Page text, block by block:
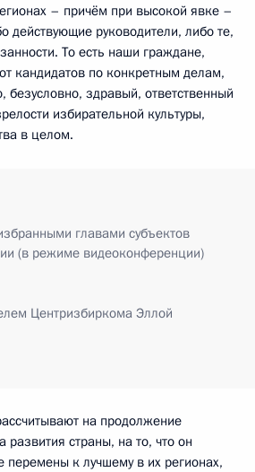
– причём при высокой явке –
действующие руководители, либо те,
То есть наши граждане,
кандидатов по конкретным делам,
безусловно, здравый, ответственный
избирательной культуры,
в целом.
главами субъектов
(в режиме видеоконференции)
Центризбиркома Эллой
на продолжение
развития страны, на то, что он
перемены к лучшему в их регионах,